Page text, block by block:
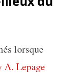
lorsque
A. Lepage